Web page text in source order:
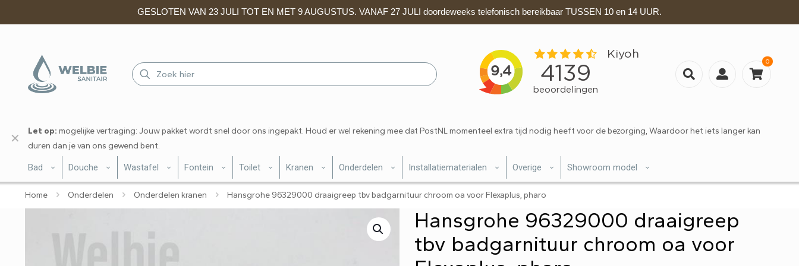
GESLOTEN VAN 23 JULI TOT EN MET 9 AUGUSTUS. VANAF 27 JULI doordeweeks telefonisch bereikbaar TUSSEN 10 en 14 UUR.
0
Let op: mogelijke vertraging: Jouw pakket wordt snel door ons ingepakt. Houd er wel rekening mee dat PostNL momenteel extra tijd nodig heeft voor de bezorging, Waardoor het iets langer kan
duren dan je van ons gewend bent.
✕
Bad Douche Wastafel Fontein Toilet Kranen Onderdelen Installatiematerialen Overige Showroom model
Home Onderdelen Onderdelen kranen Hansgrohe 96329000 draaigreep tbv badgarnituur chroom oa voor Flexaplus, pharo
Hansgrohe 96329000 draaigreep
tbv badgarnituur chroom oa voor